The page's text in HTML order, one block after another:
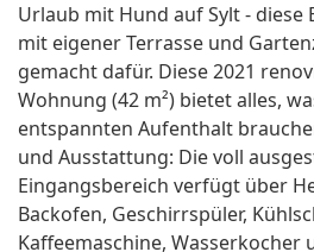
Urlaub mit Hund auf Sylt - diese
mit eigener Terrasse und
gemacht dafür. Diese 2021
Wohnung (42 m²) bietet alles,
entspannten Aufenthalt
und Ausstattung: Die voll
Eingangsbereich verfügt über
Backofen, Geschirrspüler,
Kaffeemaschine, Wasserkocher